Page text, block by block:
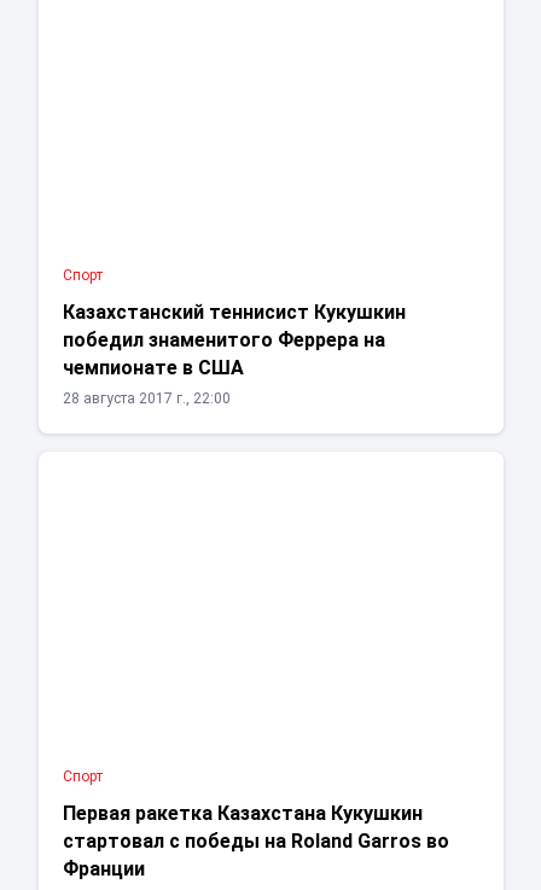
Спорт
Казахстанский теннисист Кукушкин
победил знаменитого Феррера на
чемпионате в США
28 августа 2017 г., 22:00
Спорт
Первая ракетка Казахстана Кукушкин
стартовал с победы на Roland Garros во
Франции